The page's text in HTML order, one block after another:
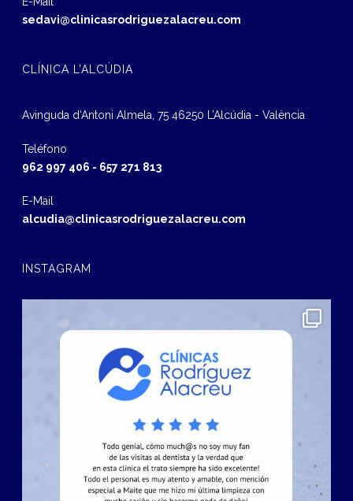
sedavi@clinicasrodriguezalacreu.com
CLÍNICA L’ALCÚDIA
Avinguda d‘Antoni Almela, 75 46250 L’Alcúdia - València
Teléfono
962 997 406 - 657 271 813
E-Mail
alcudia@clinicasrodriguezalacreu.com
INSTAGRAM